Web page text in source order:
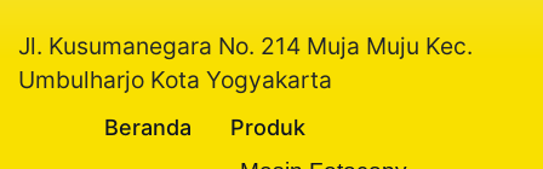
Jl. Kusumanegara No. 214 Muja Muju Kec.
Umbulharjo Kota Yogyakarta
Beranda
Produk